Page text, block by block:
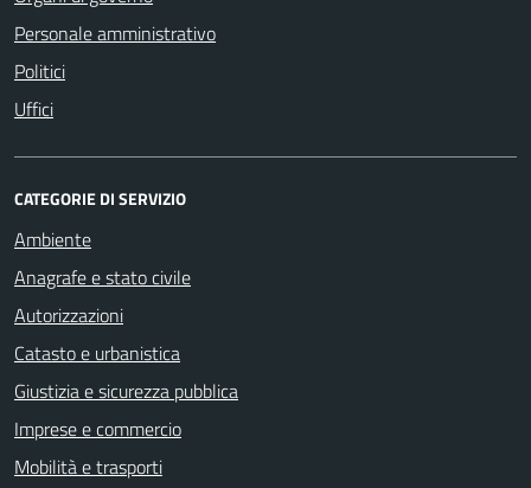
Personale amministrativo
Politici
Uffici
CATEGORIE DI SERVIZIO
Ambiente
Anagrafe e stato civile
Autorizzazioni
Catasto e urbanistica
Giustizia e sicurezza pubblica
Imprese e commercio
Mobilità e trasporti